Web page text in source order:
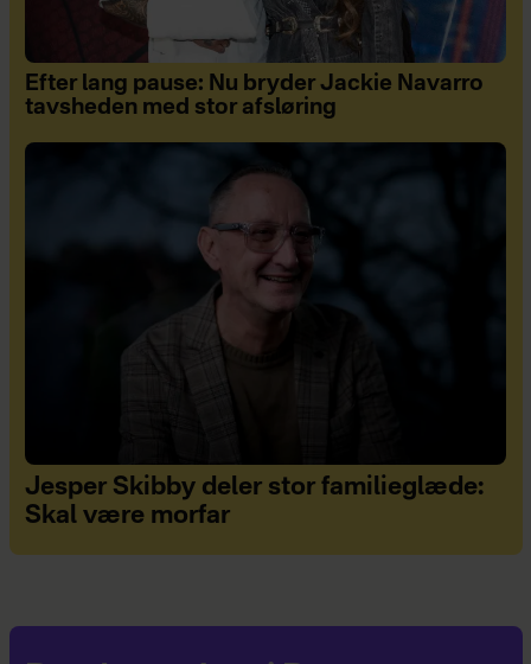
Efter lang pause: Nu bryder Jackie Navarro
tavsheden med stor afsløring
Jesper Skibby deler stor familieglæde:
Skal være morfar